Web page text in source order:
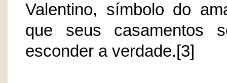
Valentino, símbolo do
que seus casamentos
esconder a verdade.[3]